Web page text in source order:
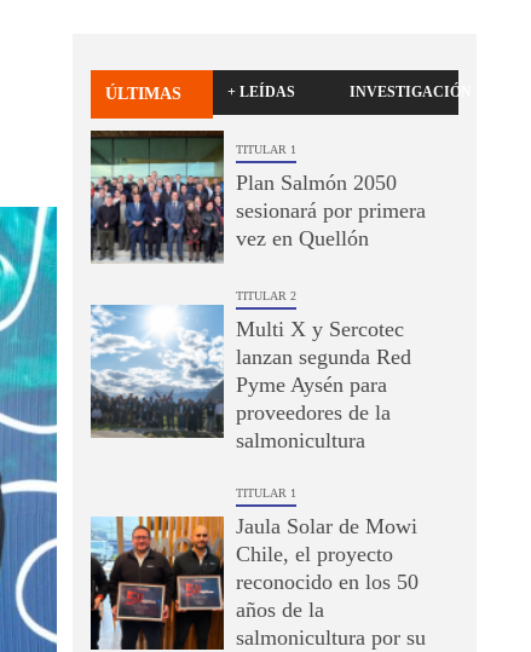
ÚLTIMAS + LEÍDAS INVESTIGACIÓN
TITULAR 1
Plan Salmón 2050
sesionará por primera
vez en Quellón
TITULAR 2
Multi X y Sercotec
lanzan segunda Red
Pyme Aysén para
proveedores de la
salmonicultura
TITULAR 1
Jaula Solar de Mowi
Chile, el proyecto
reconocido en los 50
años de la
salmonicultura por su